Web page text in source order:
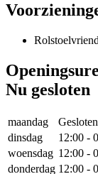
Nu gesloten
maandag
Gesloten
dinsdag
12:00 -
woensdag 12:00 -
donderdag 12:00 -